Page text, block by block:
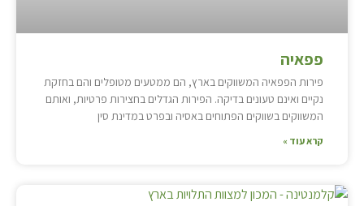
פפאיה
פירות הפפאיה המשווקים בארץ, הם ממטעים מטופלים והם בחזקת
נקיים ואינם טעונים בדיקה. הפירות הגדלים בחצירות פרטיות, ואותם
המשווקים בשווקים הפתוחים באסיה ובפרט במדינת סין
קרא עוד »